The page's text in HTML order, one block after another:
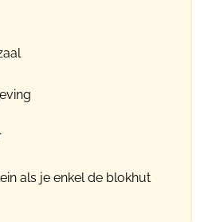
als je enkel de blokhut